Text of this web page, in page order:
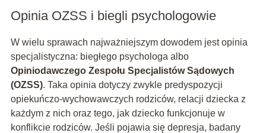
Opinia OZSS i biegli psychologowie
W wielu sprawach najważniejszym dowodem jest opinia
specjalistyczna: biegłego psychologa albo
Opiniodawczego Zespołu Specjalistów Sądowych
(OZSS). Taka opinia dotyczy zwykle predyspozycji
opiekuńczo-wychowawczych rodziców, relacji dziecka z
każdym z nich oraz tego, jak dziecko funkcjonuje w
konflikcie rodziców. Jeśli pojawia się depresja, badany